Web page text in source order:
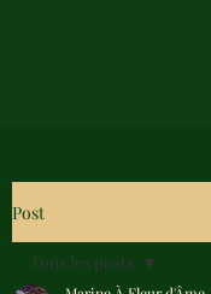
Post
Tous les posts